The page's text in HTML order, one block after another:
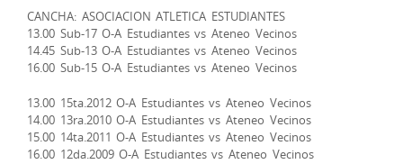
CANCHA: ASOCIACION ATLETICA ESTUDIANTES
13.00 Sub-17 O-A Estudiantes vs Ateneo Vecinos
14.45 Sub-13 O-A Estudiantes vs Ateneo Vecinos
16.00 Sub-15 O-A Estudiantes vs Ateneo Vecinos
13.00 15ta.2012 O-A Estudiantes vs Ateneo Vecinos
14.00 13ra.2010 O-A Estudiantes vs Ateneo Vecinos
15.00 14ta.2011 O-A Estudiantes vs Ateneo Vecinos
16.00 12da.2009 O-A Estudiantes vs Ateneo Vecinos